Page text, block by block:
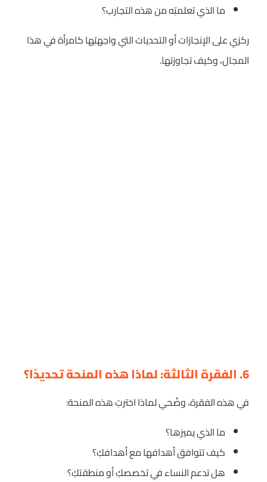
ما الذي تعلمتِه من هذه التجارب؟
ركزي على الإنجازات أو التحديات التي واجهتِها كامرأة في هذا
المجال، وكيف تجاوزتها.
6. الفقرة الثالثة: لماذا هذه المنحة تحديدًا؟
في هذه الفقرة، وضّحي لماذا اخترتِ هذه المنحة:
ما الذي يميزها؟
كيف تتوافق أهدافها مع أهدافكِ؟
هل تدعم النساء في تخصصكِ أو منطقتكِ؟